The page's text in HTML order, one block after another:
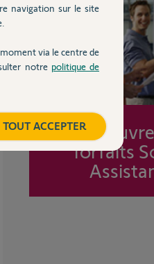
forfaits
navigation sur le site
via le centre de
notre politique de
TOUT ACCEPTER